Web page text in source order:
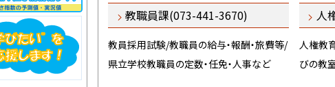
教職員課(073-441-3670)
教員採用試験/教職員の給与・報酬・旅費等/
県立学校教職員の定数・任免・人事など
人
人権教
びの教